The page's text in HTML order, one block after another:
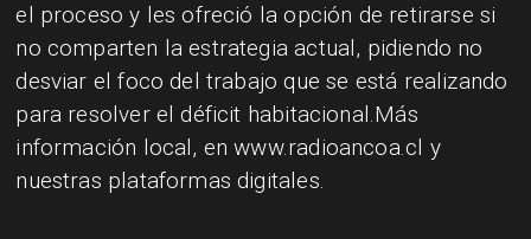
el proceso y les ofreció la opción de retirarse si
no comparten la estrategia actual, pidiendo no
desviar el foco del trabajo que se está realizando
para resolver el déficit habitacional.Más
información local, en www.radioancoa.cl y
nuestras plataformas digitales.